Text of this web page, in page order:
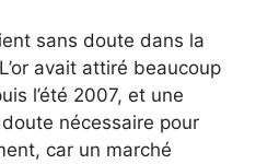
sans doute dans la
avait attiré beaucoup
l’été 2007, et une
nécessaire pour
car un marché